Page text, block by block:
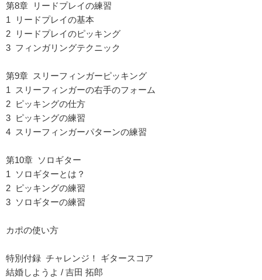
第8章 リードプレイの練習
1 リードプレイの基本
2 リードプレイのピッキング
3 フィンガリングテクニック
第9章 スリーフィンガーピッキング
1 スリーフィンガーの右手のフォーム
2 ピッキングの仕方
3 ピッキングの練習
4 スリーフィンガーパターンの練習
第10章 ソロギター
1 ソロギターとは？
2 ピッキングの練習
3 ソロギターの練習
カポの使い方
特別付録 チャレンジ！ ギタースコア
結婚しようよ / 吉田 拓郎